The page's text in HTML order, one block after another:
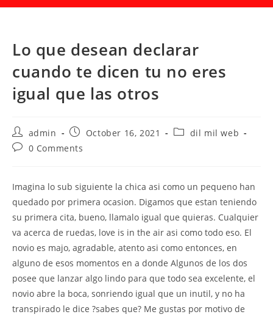
Lo que desean declarar
cuando te dicen tu no eres
igual que las otros
Post
author:
admin
Post
published:
October 16, 2021
Postdil mil web
Post0 Comments
Imagina lo sub siguiente la chica asi como un pequeno han
quedado por primera ocasion. Digamos que estan teniendo
su primera cita, bueno, llamalo igual que quieras. Cualquier
va acerca de ruedas, love is in the air asi como todo eso. El
novio es majo, agradable, atento asi como entonces, en
alguno de esos momentos en a donde Algunos de los dos
posee que lanzar algo lindo para que todo sea excelente, el
novio abre la boca, sonriendo igual que un inutil, y no ha
transpirado le dice ?sabes que? Me gustas por motivo de